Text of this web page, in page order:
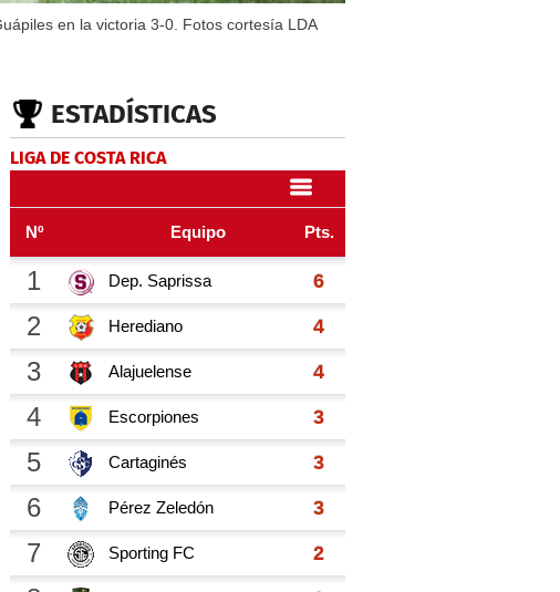
en la victoria 3-0. Fotos cortesía LDA
ESTADÍSTICAS
LIGA DE COSTA RICA